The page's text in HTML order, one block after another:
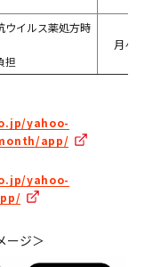
ウイルス薬処方時
担
月々100
yahoo-
app/
yahoo-
ージ＞